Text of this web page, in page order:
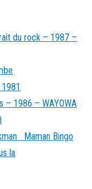
du rock – 1987 –
– 1986 – WAYOWA
Maman Bingo
la